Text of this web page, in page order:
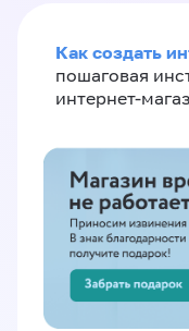
Как создать
пошаговая
интернет-